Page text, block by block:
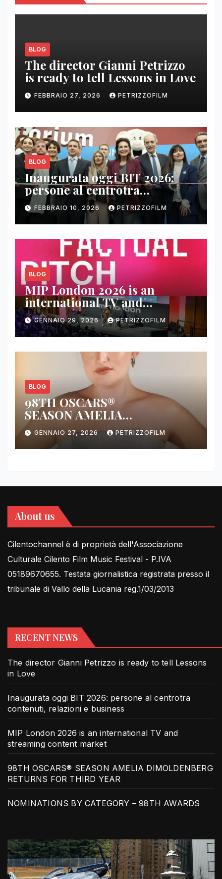
BLOG
The director Gianni Petrizzo
is ready to tell Lessons in Love
FEBBRAIO 27, 2026 PETRIZZOFILM
BLOG
Inaugurata oggi BIT 2026:
persone al centrotra
contenuti, relazioni e business
FEBBRAIO 10, 2026 PETRIZZOFILM
BLOG
MIP London 2026 is an
international TV and
streaming content market
GENNAIO 29, 2026 PETRIZZOFILM
BLOG
98TH OSCARS®
SEASON AMELIA
DIMOLDENBERG RETURNS
FOR THIRD YEAR
GENNAIO 27, 2026 PETRIZZOFILM
About us
Cilentochannel è di proprietà dell'Associazione
Culturale Cilento Film Music Festival - P.IVA
05189670655. Testata giornalistica registrata presso il
tribunale di Vallo della Lucania reg.1/03/2013
RECENT NEWS
The director Gianni Petrizzo is ready to tell Lessons
in Love
Inaugurata oggi BIT 2026: persone al centrotra
contenuti, relazioni e business
MIP London 2026 is an international TV and
streaming content market
98TH OSCARS® SEASON AMELIA DIMOLDENBERG
RETURNS FOR THIRD YEAR
NOMINATIONS BY CATEGORY – 98TH AWARDS